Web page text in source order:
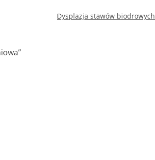
Dysplazja stawów biodrowych
”